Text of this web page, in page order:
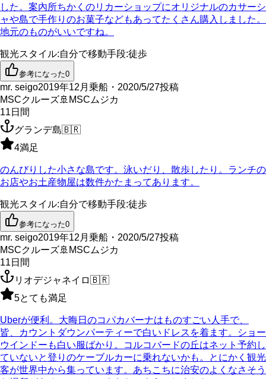
した。案內所ちかくのリカーショップにオリジナルのカサーシ
ャや島で手作りのお菓子などもあってたくさん購入しました。
地元のものがいいですね。
観光スタイル:自分で移動手段:徒歩
参考になった0
mr. seigo2019年12月乗船・2020/5/27投稿
MSCクルーズ🚢 MSCムジカ
11 日間
グランデ島🇧🇷
4満足
のんびりした小さな島です。泳いだり、散歩したり。ランチの
お店やお土産物屋は数件かたまってあります。
観光スタイル:自分で移動手段:徒歩
参考になった0
mr. seigo2019年12月乗船・2020/5/27投稿
MSCクルーズ🚢 MSCムジカ
11 日間
リオデジャネイロ🇧🇷
5とても満足
Uberが便利。大晦日のコパカバーナはものすごい人手で、
皆、カウントダウンパーティーで白いドレスを着ます。ショー
ウインドーも白い服ばかり。コルコバードの丘はネット予約し
ていないと登りのケーブルカーに乗れないかも。とにかく観光
客が世界中から集っています。あちこちに治安のよくなさそう